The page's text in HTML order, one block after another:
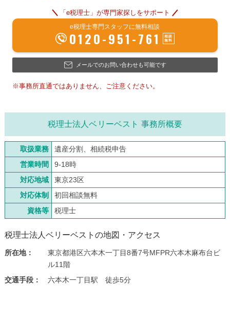
「e税理士」が専門家探しをサポート
e税理士専門スタッフに無料相談
0120-951-761
メールでのお問い合わせも可能です
※事務所直通ではありません、ご注意ください。
税理士法人ベリーベスト 事務所概要
取扱業務
遺産分割、相続税申告
営業時間
9-18時
対応地域
東京23区
対応体制
初回相談無料
資格等
税理士
税理士法人ベリーベストの地図・アクセス
所在地：
東京都港区六本木一丁目8番7号MFPR六本木麻布台ビ
ル11階
交通手段：
六本木一丁目駅 徒歩5分